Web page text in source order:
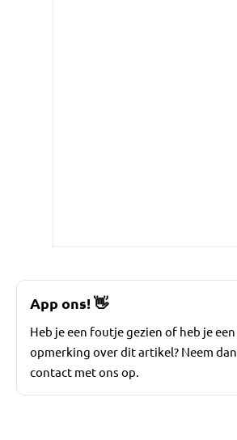
App ons!👋
Heb je een foutje gezien of heb je een
opmerking over dit artikel? Neem dan
contact met ons op.